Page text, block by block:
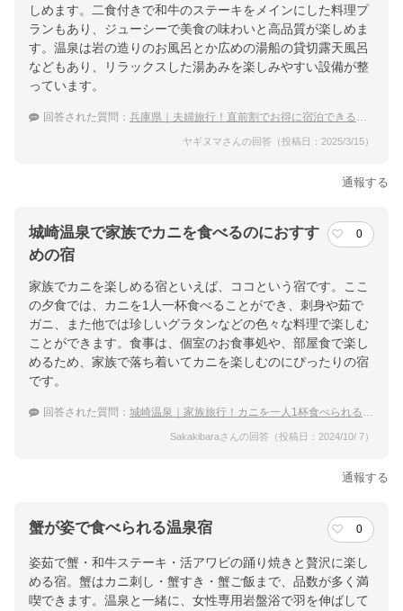
しめます。二食付きで和牛のステーキをメインにした料理プ
ランもあり、ジューシーで美食の味わいと高品質が楽しめま
す。温泉は岩の造りのお風呂とか広めの湯船の貸切露天風呂
などもあり、リラックスした湯あみを楽しみやすい設備が整
っています。
回答された質問： 兵庫県｜夫婦旅行！直前割でお得に宿泊できる宿のおすすめは？
ヤギヌマさんの回答（投稿日：2025/3/15）
通報する
城崎温泉で家族でカニを食べるのにおすす
めの宿
0
家族でカニを楽しめる宿といえば、ココという宿です。ここ
の夕食では、カニを1人一杯食べることができ、刺身や茹で
ガニ、また他では珍しいグラタンなどの色々な料理で楽しむ
ことができます。食事は、個室のお食事処や、部屋食で楽し
めるため、家族で落ち着いてカニを楽しむのにぴったりの宿
です。
回答された質問： 城崎温泉｜家族旅行！カニを一人1杯食べられる宿のおすすめは？
Sakakibaraさんの回答（投稿日：2024/10/ 7）
通報する
蟹が姿で食べられる温泉宿 0
姿茹で蟹・和牛ステーキ・活アワビの踊り焼きと贅沢に楽し
める宿。蟹はカニ刺し・蟹すき・蟹ご飯まで、品数が多く満
喫できます。温泉と一緒に、女性専用岩盤浴で羽を伸ばして